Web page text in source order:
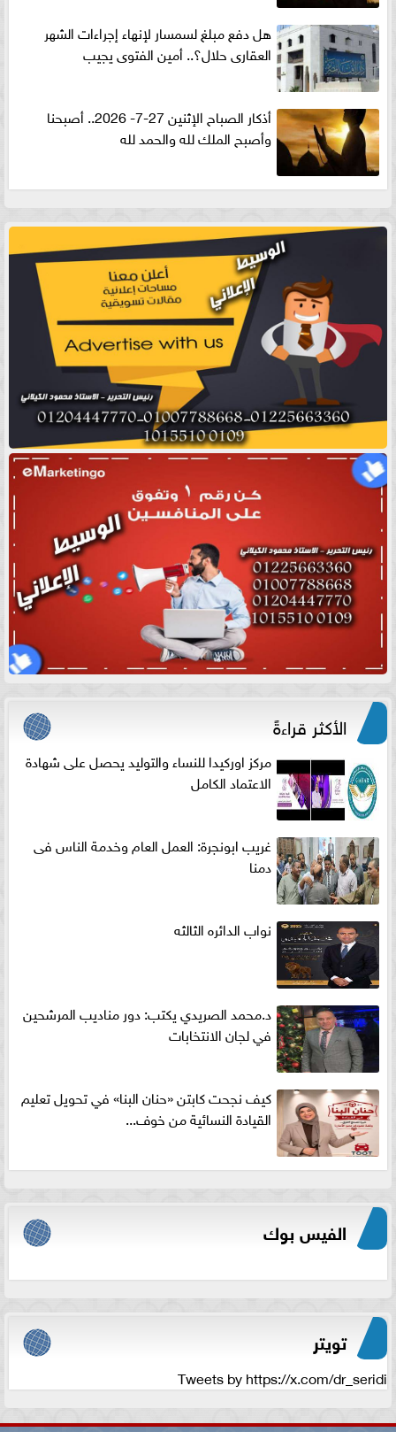
هل دفع مبلغ لسمسار لإنهاء إجراءات الشهر
العقارى حلال؟.. أمين الفتوى يجيب
أذكار الصباح الإثنين 27-7- 2026.. أصبحنا
وأصبح الملك لله والحمد لله
الأكثر قراءةً
مركز اوركيدا للنساء والتوليد يحصل على شهادة
الاعتماد الكامل
غريب ابونجرة: العمل العام وخدمة الناس فى
دمنا
نواب الدائره الثالثه
د.محمد الصريدي يكتب: دور مناديب المرشحين
في لجان الانتخابات
كيف نجحت كابتن «حنان البنا» في تحويل تعليم
القيادة النسائية من خوف...
الفيس بوك
تويتر
Tweets by https://x.com/dr_seridi